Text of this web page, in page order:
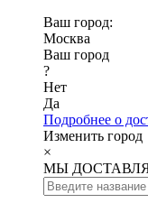
Ваш город:
Москва
Ваш город
?
Нет
Да
Подробнее о
Изменить город
×
МЫ